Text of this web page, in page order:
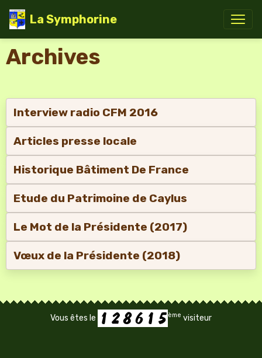
La Symphorine
Archives
Interview radio CFM 2016
Articles presse locale
Historique Bâtiment De France
Etude du Patrimoine de Caylus
Le Mot de la Présidente (2017)
Vœux de la Présidente (2018)
Vous êtes le ème visiteur